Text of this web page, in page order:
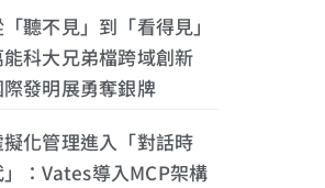
聽不見」到「看得見」
能科大兄弟檔跨域創新
際發明展勇奪銀牌
擬化管理進入「對話時
：Vates導入MCP架構